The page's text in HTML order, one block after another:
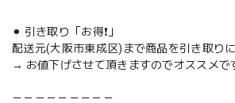
⚫︎ 引き取り「お得❗️」
配送元(大阪市東成区)まで商品を引き取り
→ お値下げさせて頂きますのでオススメで
－－－－－－－－－